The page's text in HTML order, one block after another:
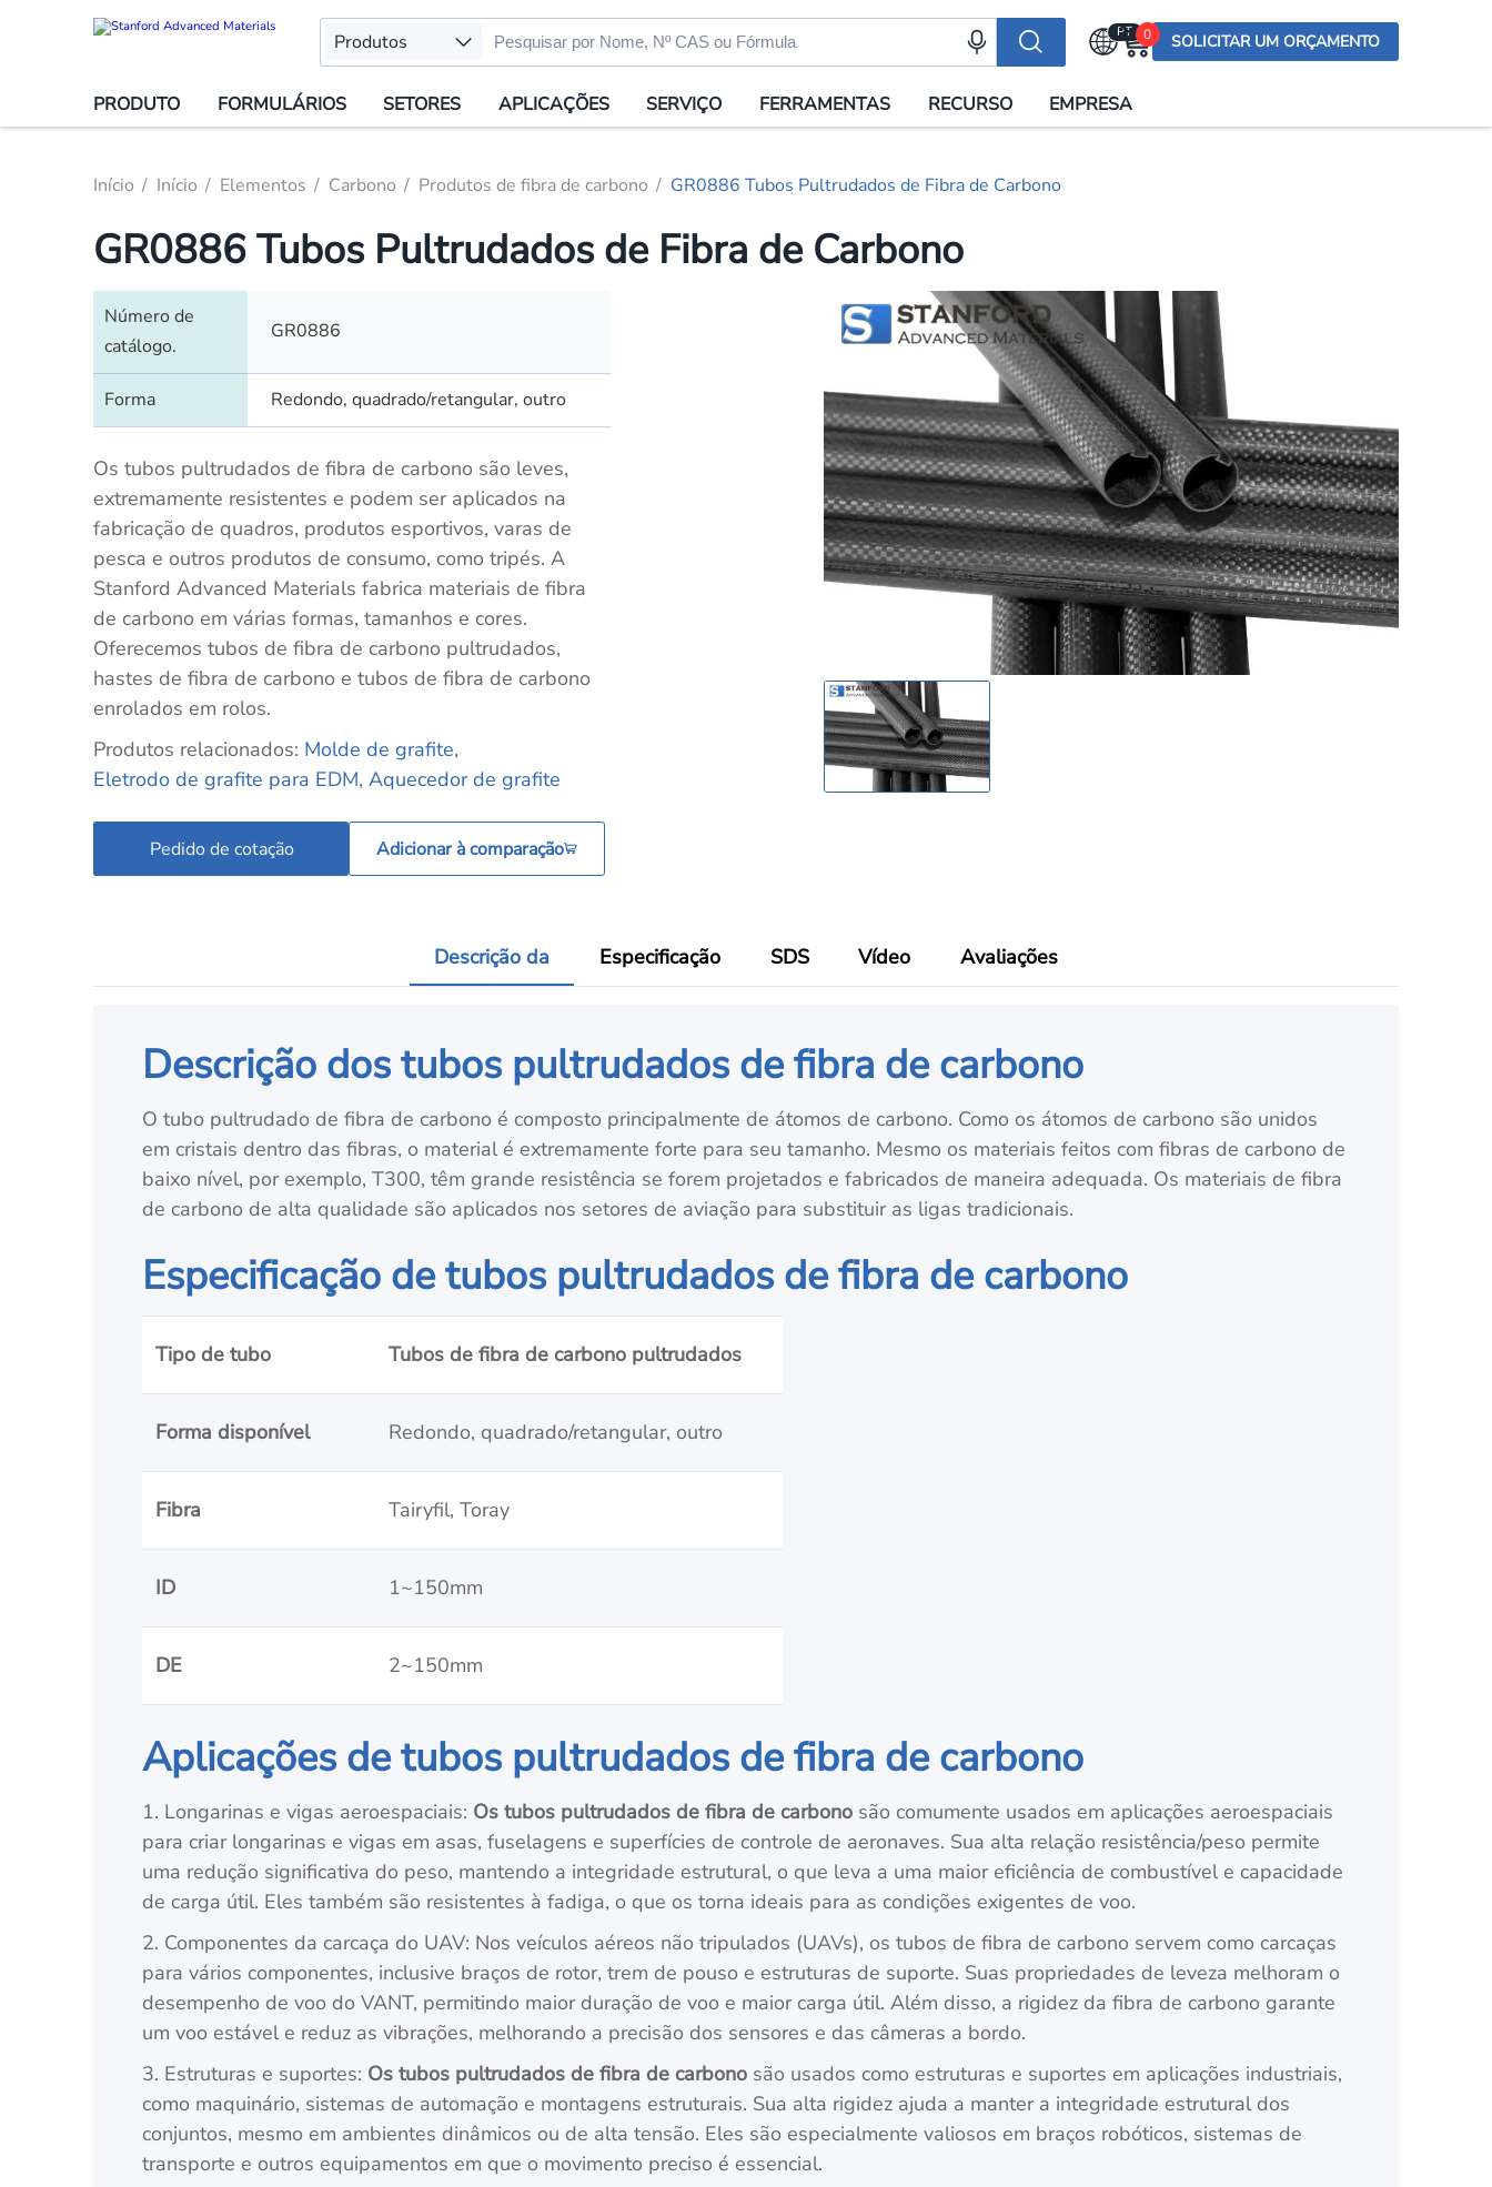
Produtos PT
English (US)
Italiano
日本語
Русский
한국어
Português
العربية
Nederland
Polska
Sverige
भारत
0 SOLICITAR UM ORÇAMENTO
PRODUTO FORMULÁRIOS SETORES APLICAÇÕES SERVIÇO FERRAMENTAS RECURSO EMPRESA
Início Início Elementos Carbono Produtos de fibra de carbono GR0886 Tubos Pultrudados de Fibra de Carbono
GR0886 Tubos Pultrudados de Fibra de Carbono
Número de
catálogo.
GR0886
Forma Redondo, quadrado/retangular, outro
Os tubos pultrudados de fibra de carbono são leves,
extremamente resistentes e podem ser aplicados na
fabricação de quadros, produtos esportivos, varas de
pesca e outros produtos de consumo, como tripés. A
Stanford Advanced Materials fabrica materiais de fibra
de carbono em várias formas, tamanhos e cores.
Oferecemos tubos de fibra de carbono pultrudados,
hastes de fibra de carbono e tubos de fibra de carbono
enrolados em rolos.
Produtos relacionados: Molde de grafite,
Eletrodo de grafite para EDM, Aquecedor de grafite
Pedido de cotação Adicionar à comparação
Descrição da Especificação SDS Vídeo Avaliações
Descrição dos tubos pultrudados de fibra de carbono
O tubo pultrudado de fibra de carbono é composto principalmente de átomos de carbono. Como os átomos de carbono são unidos
em cristais dentro das fibras, o material é extremamente forte para seu tamanho. Mesmo os materiais feitos com fibras de carbono de
baixo nível, por exemplo, T300, têm grande resistência se forem projetados e fabricados de maneira adequada. Os materiais de fibra
de carbono de alta qualidade são aplicados nos setores de aviação para substituir as ligas tradicionais.
Especificação de tubos pultrudados de fibra de carbono
Tipo de tubo Tubos de fibra de carbono pultrudados
Forma disponível Redondo, quadrado/retangular, outro
Fibra Tairyfil, Toray
ID 1~150mm
DE 2~150mm
Aplicações de tubos pultrudados de fibra de carbono
1. Longarinas e vigas aeroespaciais: Os tubos pultrudados de fibra de carbono são comumente usados em aplicações aeroespaciais
para criar longarinas e vigas em asas, fuselagens e superfícies de controle de aeronaves. Sua alta relação resistência/peso permite
uma redução significativa do peso, mantendo a integridade estrutural, o que leva a uma maior eficiência de combustível e capacidade
de carga útil. Eles também são resistentes à fadiga, o que os torna ideais para as condições exigentes de voo.
2. Componentes da carcaça do UAV: Nos veículos aéreos não tripulados (UAVs), os tubos de fibra de carbono servem como carcaças
para vários componentes, inclusive braços de rotor, trem de pouso e estruturas de suporte. Suas propriedades de leveza melhoram o
desempenho de voo do VANT, permitindo maior duração de voo e maior carga útil. Além disso, a rigidez da fibra de carbono garante
um voo estável e reduz as vibrações, melhorando a precisão dos sensores e das câmeras a bordo.
3. Estruturas e suportes: Os tubos pultrudados de fibra de carbono são usados como estruturas e suportes em aplicações industriais,
como maquinário, sistemas de automação e montagens estruturais. Sua alta rigidez ajuda a manter a integridade estrutural dos
conjuntos, mesmo em ambientes dinâmicos ou de alta tensão. Eles são especialmente valiosos em braços robóticos, sistemas de
transporte e outros equipamentos em que o movimento preciso é essencial.